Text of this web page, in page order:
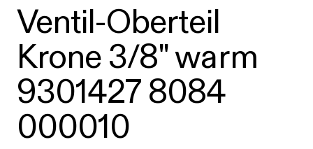
Ventil-Oberteil
Krone 3/8" warm
9301427 8084
000010